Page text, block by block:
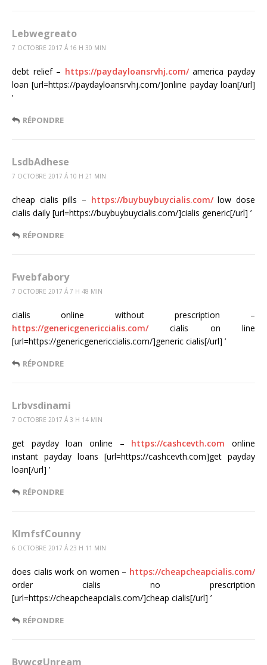
Lebwegreato
7 OCTOBRE 2017 Á 16 H 30 MIN
debt relief – https://paydayloansrvhj.com/america payday
loan [url=https://paydayloansrvhj.com/]online payday loan[/url]
’
RÉPONDRE
LsdbAdhese
7 OCTOBRE 2017 Á 10 H 21 MIN
cheap cialis pills – https://buybuybuycialis.com/low dose
cialis daily [url=https://buybuybuycialis.com/]cialis generic[/url] ’
RÉPONDRE
Fwebfabory
7 OCTOBRE 2017 Á 7 H 48 MIN
cialis online without prescription –
https://genericgenericcialis.com/cialis on line
[url=https://genericgenericcialis.com/]generic cialis[/url] ’
RÉPONDRE
Lrbvsdinami
7 OCTOBRE 2017 Á 3 H 14 MIN
get payday loan online – https://cashcevth.com online
instant payday loans [url=https://cashcevth.com]get payday
loan[/url] ’
RÉPONDRE
KlmfsfCounny
6 OCTOBRE 2017 Á 23 H 11 MIN
does cialis work on women – https://cheapcheapcialis.com/
order cialis no prescription
[url=https://cheapcheapcialis.com/]cheap cialis[/url] ’
RÉPONDRE
BvwcgUnream